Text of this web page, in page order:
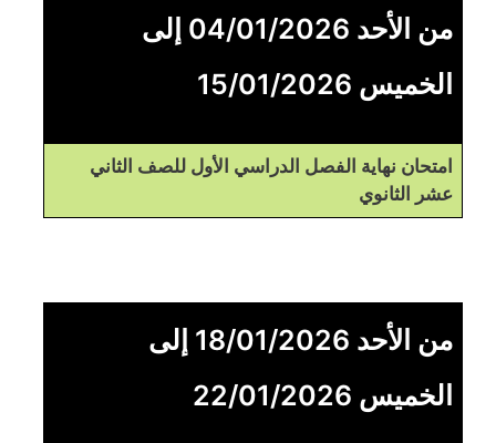
من الأحد 04/01/2026 إلى
الخميس 15/01/2026
امتحان نهاية الفصل الدراسي الأول للصف الثاني
عشر الثانوي
من الأحد 18/01/2026 إلى
الخميس 22/01/2026